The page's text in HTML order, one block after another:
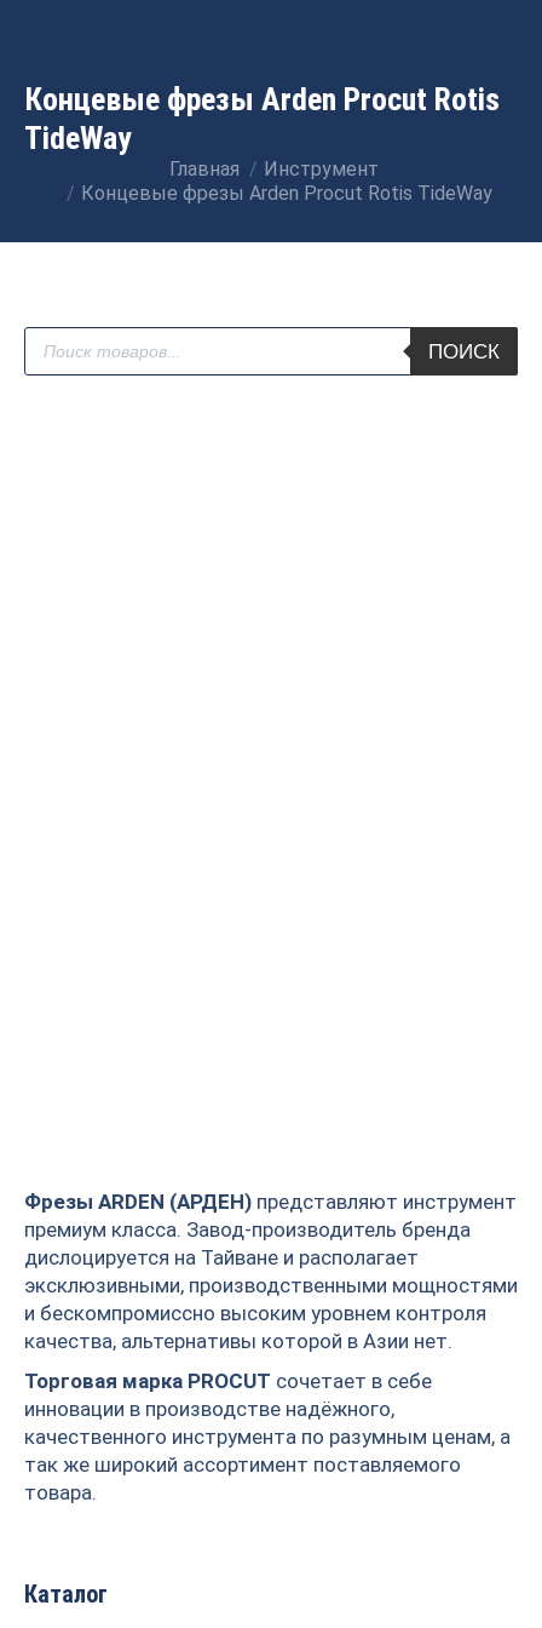
Концевые фрезы Arden Procut Rotis
TideWay
Главная
Инструмент
Концевые фрезы Arden Procut Rotis TideWay
Поиск
товаров
ПОИСК
Фрезы ARDEN (АРДЕН) представляют инструмент
премиум класса. Завод-производитель бренда
дислоцируется на Тайване и располагает
эксклюзивными, производственными мощностями
и бескомпромиссно высоким уровнем контроля
качества, альтернативы которой в Азии нет.
Торговая марка PROCUT сочетает в себе
инновации в производстве надёжного,
качественного инструмента по разумным ценам, а
так же широкий ассортимент поставляемого
товара.
Каталог